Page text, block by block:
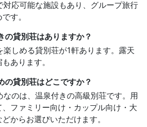
対応可能な施設もあり、グループ旅行
す。
の貸別荘はありますか？
楽しめる貸別荘が1軒あります。露天
あります。
の貸別荘はどこですか？
なのは、温泉付きの高級別荘です。用
ファミリー向け・カップル向け・大
からお選びいただけます。